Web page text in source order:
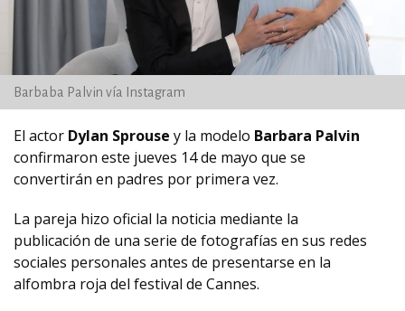
Barbaba Palvin vía Instagram
El actor Dylan Sprouse y la modelo Barbara Palvin
confirmaron este jueves 14 de mayo que se
convertirán en padres por primera vez.
La pareja hizo oficial la noticia mediante la
publicación de una serie de fotografías en sus redes
sociales personales antes de presentarse en la
alfombra roja del festival de Cannes.